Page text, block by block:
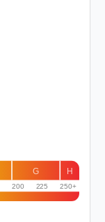
200 225 250+
H
G